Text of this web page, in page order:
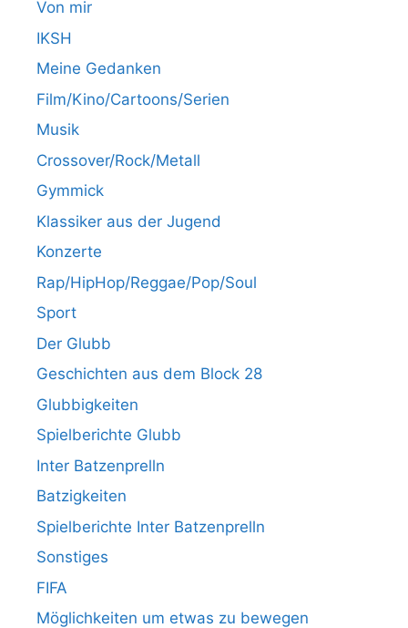
Von mir
IKSH
Meine Gedanken
Film/Kino/Cartoons/Serien
Musik
Crossover/Rock/Metall
Gymmick
Klassiker aus der Jugend
Konzerte
Rap/HipHop/Reggae/Pop/Soul
Sport
Der Glubb
Geschichten aus dem Block 28
Glubbigkeiten
Spielberichte Glubb
Inter Batzenprelln
Batzigkeiten
Spielberichte Inter Batzenprelln
Sonstiges
FIFA
Möglichkeiten um etwas zu bewegen